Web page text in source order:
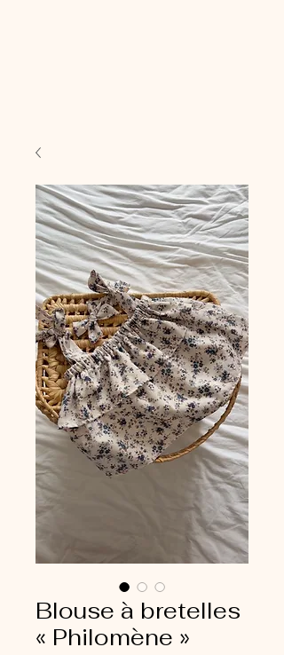
Blouse à bretelles
« Philomène »